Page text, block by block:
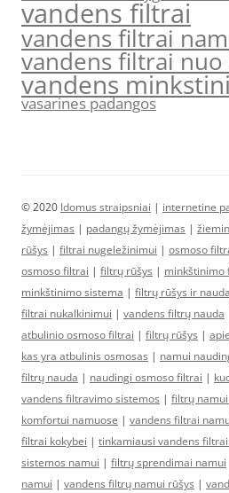
vandens filtrai
vandens filtrai
vandens filtrai nuo
vandens
vasarines padangos
© 2020 Idomus straipsniai | internetine
žymėjimas | padangų žymėjimas |
rūšys | filtrai nugeležinimui | osmoso
osmoso filtrai | filtrų rūšys | minkštinimo
minkštinimo sistema | filtrų rūšys ir nauda
filtrai nukalkinimui | vandens filtrų nauda
atbulinio osmoso filtrai | filtrų rūšys |
kas yra atbulinis osmosas | namui
filtrų nauda | naudingi osmoso filtrai |
vandens filtravimo sistemos | filtrų
komfortui namuose | vandens filtrai
filtrai kokybei | tinkamiausi vandens
sistemos namui | filtrų sprendimai namui
namui | vandens filtrų namui rūšys |